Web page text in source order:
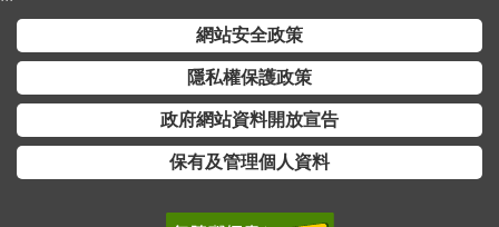
策
政
府
站
資
網站安全政策
隱私權保護政策
政府網站資料開放宣告
保有及管理個人資料